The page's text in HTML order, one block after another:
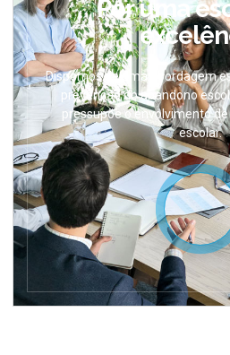
Por uma
Dispomos de uma abordagem
prevenção do abandono
pressupõe o envolvimento
escolar.